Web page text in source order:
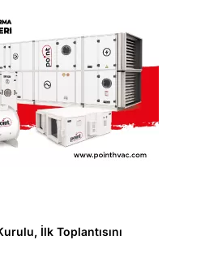
İlk Toplantısını